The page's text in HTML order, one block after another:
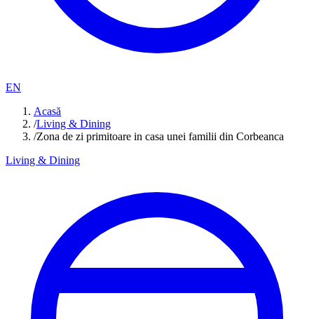
EN
Acasă
/Living & Dining
/Zona de zi primitoare in casa unei familii din Corbeanca
Living & Dining